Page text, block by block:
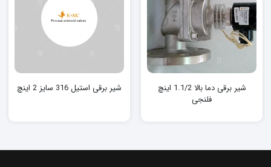
شیر برقی دما بالا 1.1/2 اینچ
فلنجی
شیر برقی استیل 316 سایز 2 اینچ